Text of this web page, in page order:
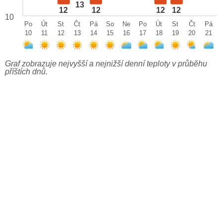
12
13
12 12 12
10
Po
10
Út
11
St
12
Čt
13
Pá
14
So
15
Ne
16
Po
17
Út
18
St
19
Čt
20
Pá
21
Graf zobrazuje nejvyšší a nejnižší denní teploty v průběhu
příštích dnů.